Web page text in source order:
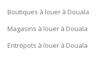
Boutiques à louer à Douala
Magasins à louer à Douala
Entrepots à louer à Douala